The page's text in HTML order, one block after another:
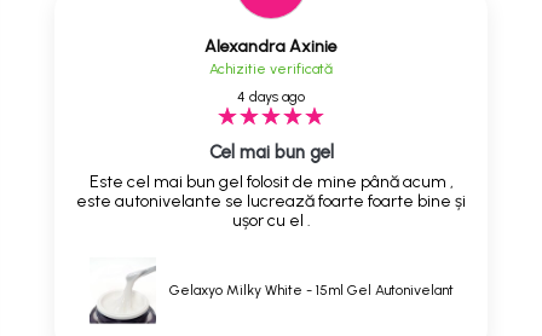
Alexandra Axinie
Achizitie verificată
4 days ago
Cel mai bun gel
Este cel mai bun gel folosit de mine până acum ,
este autonivelante se lucrează foarte foarte bine și
ușor cu el .
Gelaxyo Milky White - 15ml Gel Autonivelant